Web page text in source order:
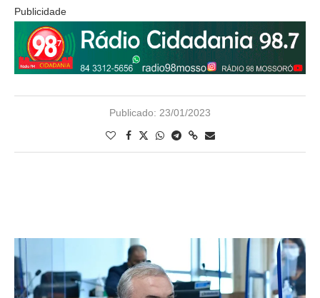
Publicidade
Publicado: 23/01/2023